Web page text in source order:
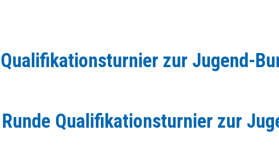
zur Jugend-
Qualifikationsturnier zur